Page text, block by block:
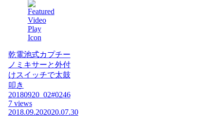
乾電池式カプチー
ノミキサーと外付
けスイッチで太鼓
叩き
20180920_02#0246
7 views
2018.09.202020.07.30